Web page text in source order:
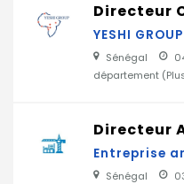
Directeur
YESHI GROUP
Sénégal
département (
Entreprise
Sénégal